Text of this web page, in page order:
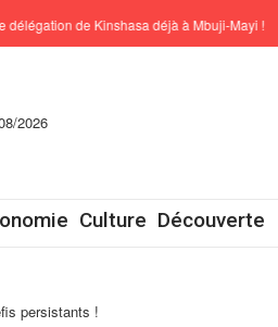
de Kinshasa déjà à Mbuji-Mayi !
2026
Culture Découverte
persistants !